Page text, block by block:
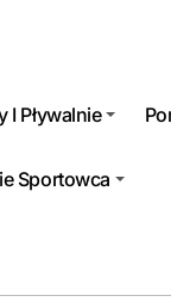
I Pływalnie
Sportowca